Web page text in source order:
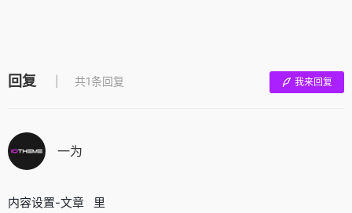
回复 共1条回复 我来回复
一为
内容设置-文章 里